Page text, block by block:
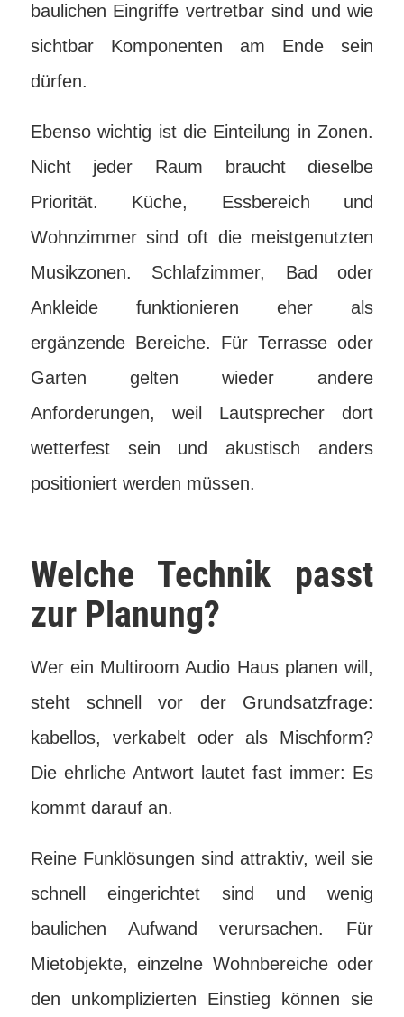
baulichen Eingriffe vertretbar sind und wie
sichtbar Komponenten am Ende sein
dürfen.
Ebenso wichtig ist die Einteilung in Zonen.
Nicht jeder Raum braucht dieselbe
Priorität. Küche, Essbereich und
Wohnzimmer sind oft die meistgenutzten
Musikzonen. Schlafzimmer, Bad oder
Ankleide funktionieren eher als
ergänzende Bereiche. Für Terrasse oder
Garten gelten wieder andere
Anforderungen, weil Lautsprecher dort
wetterfest sein und akustisch anders
positioniert werden müssen.
Welche Technik passt
zur Planung?
Wer ein Multiroom Audio Haus planen will,
steht schnell vor der Grundsatzfrage:
kabellos, verkabelt oder als Mischform?
Die ehrliche Antwort lautet fast immer: Es
kommt darauf an.
Reine Funklösungen sind attraktiv, weil sie
schnell eingerichtet sind und wenig
baulichen Aufwand verursachen. Für
Mietobjekte, einzelne Wohnbereiche oder
den unkomplizierten Einstieg können sie